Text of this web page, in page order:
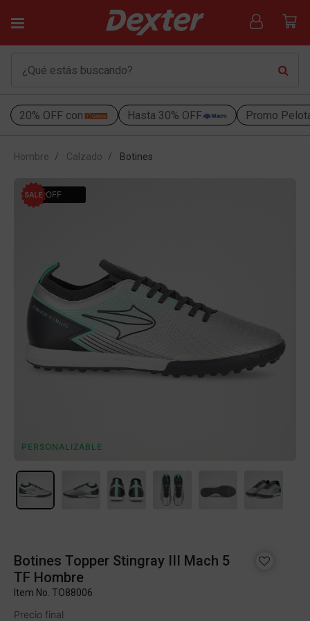
20% OFF con Hasta 30% OFF Promo
Hombre Calzado Botines
51% OFF
PERSONALIZABLE
Botines Topper Stingray III Mach 5
TF Hombre
Item No. TO88006
Precio final